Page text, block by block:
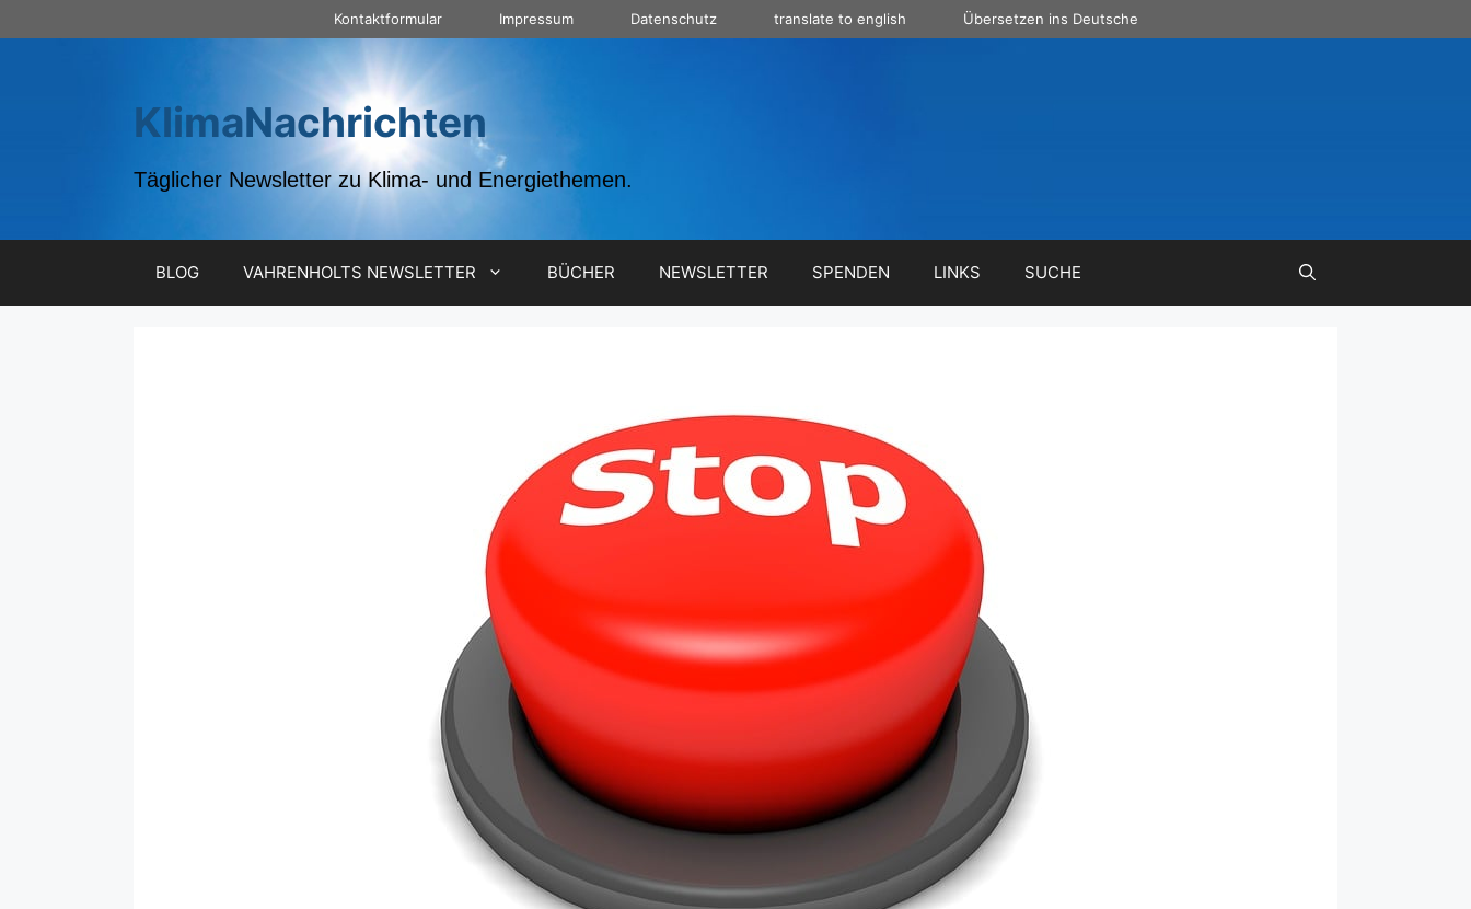
Inhalt
Kontaktformular Impressum Datenschutz translate to english Übersetzen ins Deutsche
KlimaNachrichten
Täglicher Newsletter zu Klima- und Energiethemen.
BLOG VAHRENHOLTS NEWSLETTER BÜCHER NEWSLETTER SPENDEN LINKS SUCHE